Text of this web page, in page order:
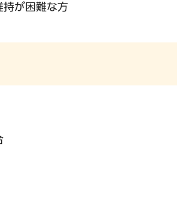
持が困難な方